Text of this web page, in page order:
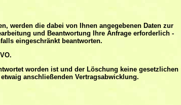
werden die dabei von Ihnen angegebenen Daten zur
und Beantwortung Ihre Anfrage erforderlich -
eingeschränkt beantworten.
worden ist und der Löschung keine gesetzlichen
anschließenden Vertragsabwicklung.